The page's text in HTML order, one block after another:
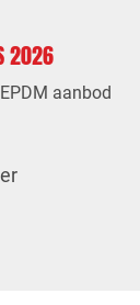
2026
aanbod